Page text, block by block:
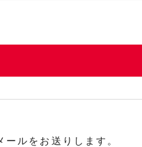
ルをお送りします。